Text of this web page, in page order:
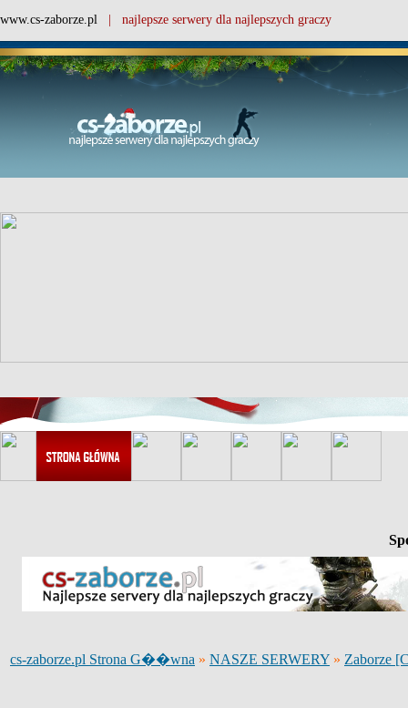
www.cs-zaborze.pl | najlepsze serwery dla najlepszych graczy
cs-zaborze.pl Strona G��wna » NASZE SERWERY » Zaborze